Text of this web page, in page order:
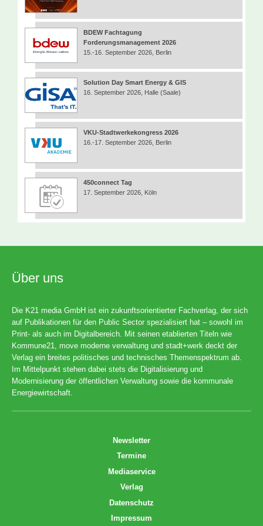
BDEW Fachtagung
Forderungsmanagement 2026
15.-16. September 2026, Berlin
Solution Day Smart Energy & GIS
16. September 2026, Halle (Saale)
VKU-Stadtwerkekongress 2026
16.-17. September 2026, Berlin
450connect Tag
17. September 2026, Köln
Über uns
Die K21 media GmbH ist ein zukunftsorientierter Fachverlag, der sich
auf Publikationen für den Public Sector spezialisiert hat – sowohl im
Print- als auch im Digitalbereich. Mit seinen etablierten Titeln wie
Kommune21, move moderne verwaltung und stadt+werk deckt der
Verlag ein breites politisches und technisches Themenspektrum ab.
Im Mittelpunkt stehen dabei stets die Digitalisierung und
Modernisierung der öffentlichen Verwaltung sowie die kommunale
Energiewirtschaft.
Newsletter
Termine
Mediaservice
Verlag
Datenschutz
Impressum